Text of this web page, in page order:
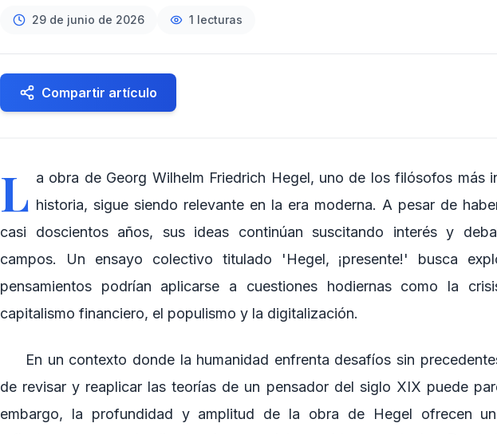
29 de junio de 2026 1 lecturas
Compartir artículo
L a obra de Georg Wilhelm Friedrich Hegel, uno de los filósofos más
historia, sigue siendo relevante en la era moderna. A pesar de
casi doscientos años, sus ideas continúan suscitando interés y
campos. Un ensayo colectivo titulado 'Hegel, ¡presente!' busca
pensamientos podrían aplicarse a cuestiones hodiernas como la
capitalismo financiero, el populismo y la digitalización.
En un contexto donde la humanidad enfrenta desafíos sin
de revisar y reaplicar las teorías de un pensador del siglo XIX puede
embargo, la profundidad y amplitud de la obra de Hegel ofrecen